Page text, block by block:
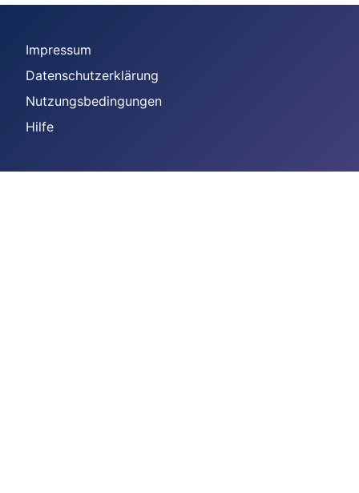
Impressum
Datenschutzerklärung
Nutzungsbedingungen
Hilfe